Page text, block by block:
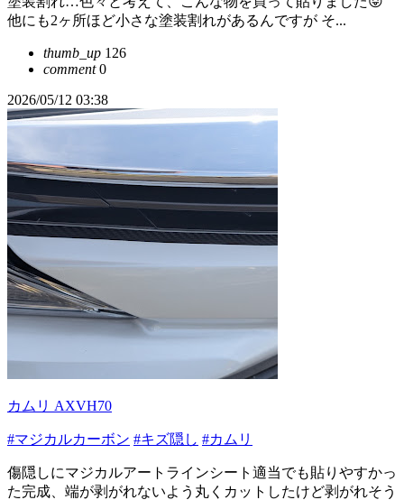
他にも2ヶ所ほど小さな塗装割れがあるんですが そ...
thumb_up 126
comment0
2026/05/12 03:38
カムリ AXVH70
#マジカルカーボン #キズ隠し #カムリ
傷隠しにマジカルアートラインシート適当でも貼りやすかっ
た完成、端が剥がれないよう丸くカットしたけど剥がれそう